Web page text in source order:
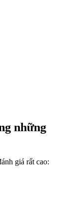
những
giá rất cao: